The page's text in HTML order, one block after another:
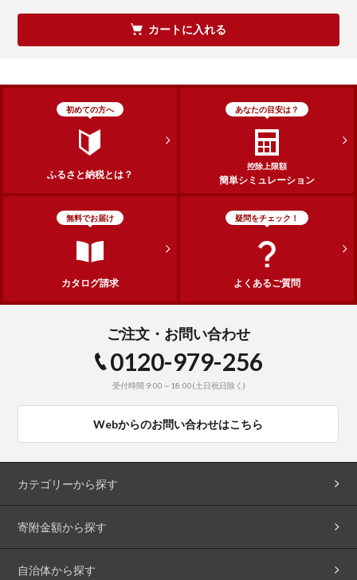
カートに入れる
初めての方へ
ふるさと納税とは？
あなたの目安は？
控除上限額
簡単シミュレーション
無料でお届け
カタログ請求
疑問をチェック！
よくあるご質問
ご注文・お問い合わせ
0120-979-256
受付時間 9:00～18:00(土日祝日除く)
Webからのお問い合わせはこちら
カテゴリーから探す
寄附金額から探す
自治体から探す